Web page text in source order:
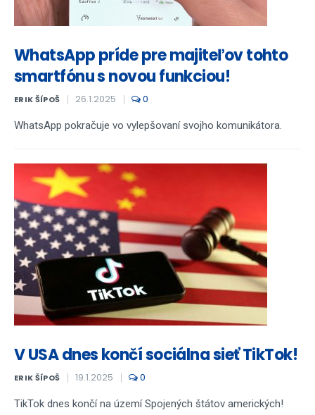
WhatsApp príde pre majiteľov tohto
smartfónu s novou funkciou!
ERIK ŠÍPOŠ 26.1.2025 0
WhatsApp pokračuje vo vylepšovaní svojho komunikátora.
V USA dnes končí sociálna sieť TikTok!
ERIK ŠÍPOŠ 19.1.2025 0
TikTok dnes končí na území Spojených štátov amerických!